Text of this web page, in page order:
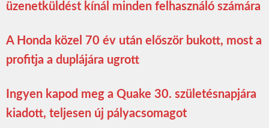
üzenetküldést kínál minden felhasználó számára
A Honda közel 70 év után először bukott, most a
profitja a duplájára ugrott
Ingyen kapod meg a Quake 30. születésnapjára
kiadott, teljesen új pályacsomagot